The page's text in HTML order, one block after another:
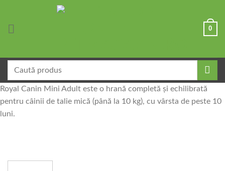
0
după:
Royal Canin Mini Adult este o hrană completă și echilibrată
pentru câinii de talie mică (până la 10 kg), cu vârsta de peste 10
luni.